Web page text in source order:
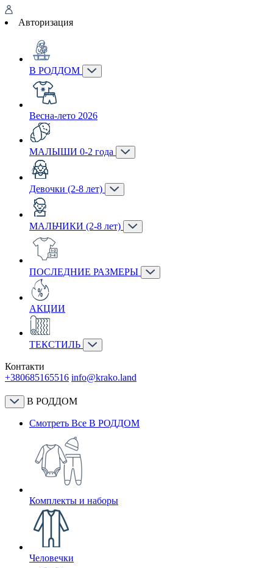
Авторизация
В РОДДОМ
Весна-лето 2026
МАЛЫШИ 0-2 года
Девочки (2-8 лет)
МАЛЬЧИКИ (2-8 лет)
ПОСЛЕДНИЕ РАЗМЕРЫ
АКЦИИ
ТЕКСТИЛЬ
Контакти
+380685165516 info@krako.land
В РОДДОМ
Смотреть Все В РОДДОМ
Комплекты и наборы
Человечки